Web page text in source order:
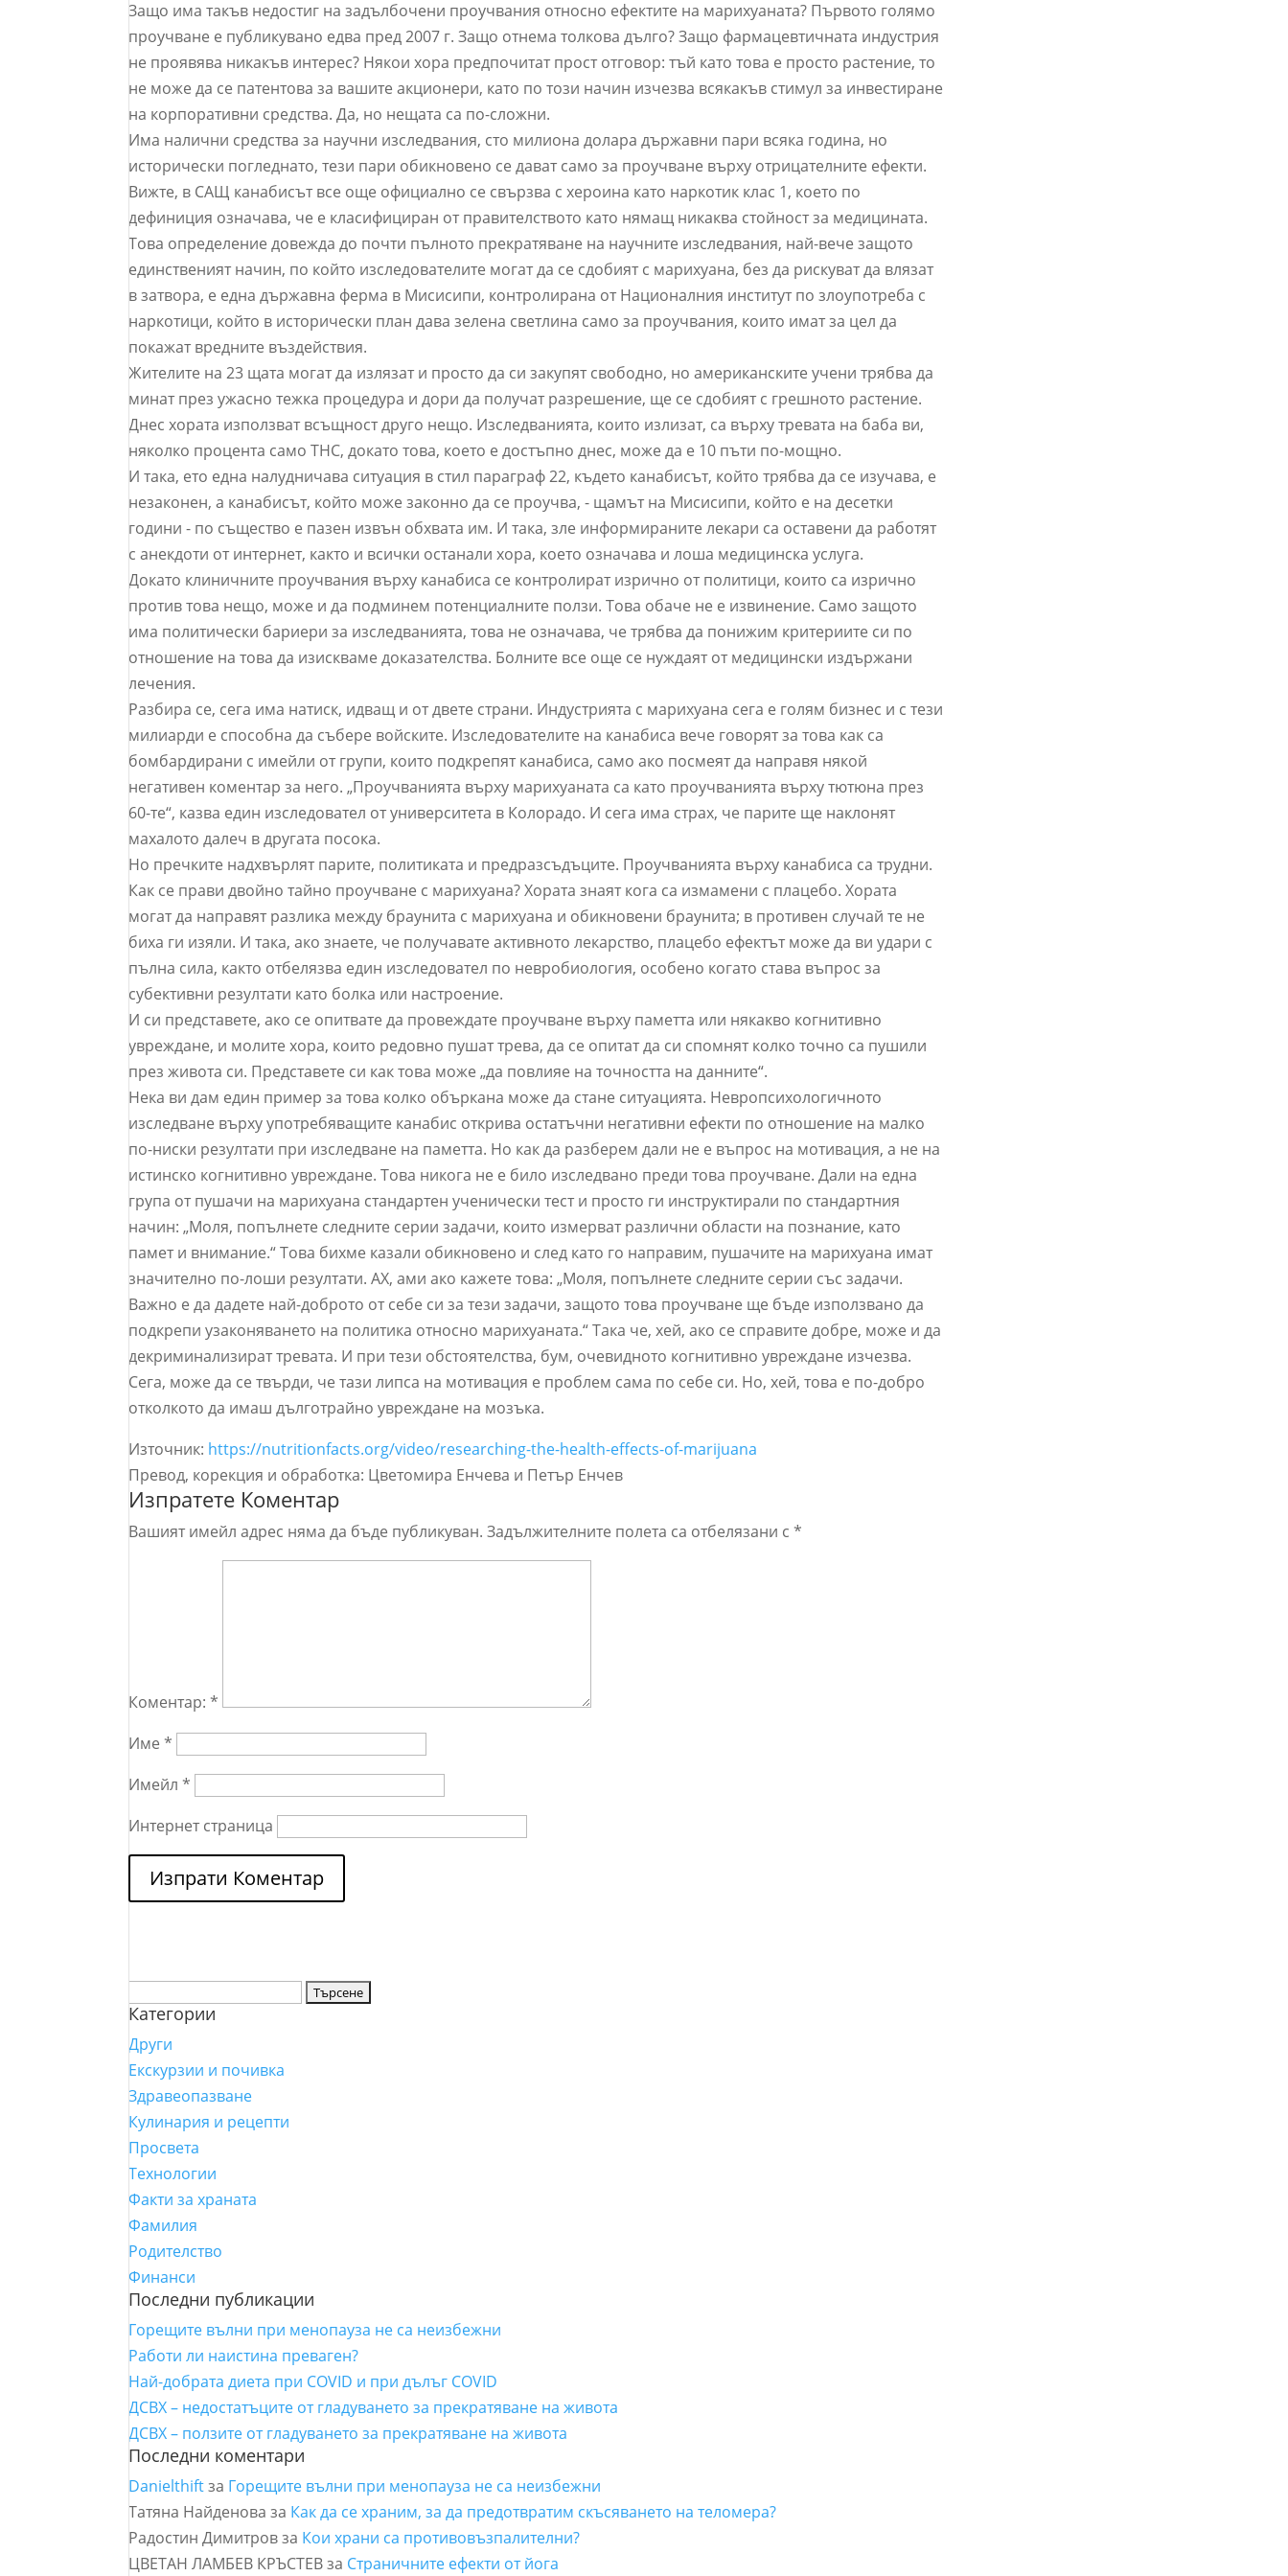
Защо има такъв недостиг на задълбочени проучвания относно ефектите на марихуаната? Първото голямо
проучване е публикувано едва пред 2007 г. Защо отнема толкова дълго? Защо фармацевтичната индустрия
не проявява никакъв интерес? Някои хора предпочитат прост отговор: тъй като това е просто растение, то
не може да се патентова за вашите акционери, като по този начин изчезва всякакъв стимул за инвестиране
на корпоративни средства. Да, но нещата са по-сложни.
Има налични средства за научни изследвания, сто милиона долара държавни пари всяка година, но
исторически погледнато, тези пари обикновено се дават само за проучване върху отрицателните ефекти.
Вижте, в САЩ канабисът все още официално се свързва с хероина като наркотик клас 1, което по
дефиниция означава, че е класифициран от правителството като нямащ никаква стойност за медицината.
Това определение довежда до почти пълното прекратяване на научните изследвания, най-вече защото
единственият начин, по който изследователите могат да се сдобият с марихуана, без да рискуват да влязат
в затвора, е една държавна ферма в Мисисипи, контролирана от Националния институт по злоупотреба с
наркотици, който в исторически план дава зелена светлина само за проучвания, които имат за цел да
покажат вредните въздействия.
Жителите на 23 щата могат да излязат и просто да си закупят свободно, но американските учени трябва да
минат през ужасно тежка процедура и дори да получат разрешение, ще се сдобият с грешното растение.
Днес хората използват всъщност друго нещо. Изследванията, които излизат, са върху тревата на баба ви,
няколко процента само THC, докато това, което е достъпно днес, може да е 10 пъти по-мощно.
И така, ето една налудничава ситуация в стил параграф 22, където канабисът, който трябва да се изучава, е
незаконен, а канабисът, който може законно да се проучва, - щамът на Мисисипи, който е на десетки
години - по същество е пазен извън обхвата им. И така, зле информираните лекари са оставени да работят
с анекдоти от интернет, както и всички останали хора, което означава и лоша медицинска услуга.
Докато клиничните проучвания върху канабиса се контролират изрично от политици, които са изрично
против това нещо, може и да подминем потенциалните ползи. Това обаче не е извинение. Само защото
има политически бариери за изследванията, това не означава, че трябва да понижим критериите си по
отношение на това да изискваме доказателства. Болните все още се нуждаят от медицински издържани
лечения.
Разбира се, сега има натиск, идващ и от двете страни. Индустрията с марихуана сега е голям бизнес и с тези
милиарди е способна да събере войските. Изследователите на канабиса вече говорят за това как са
бомбардирани с имейли от групи, които подкрепят канабиса, само ако посмеят да направя някой
негативен коментар за него. „Проучванията върху марихуаната са като проучванията върху тютюна през
60-те“, казва един изследовател от университета в Колорадо. И сега има страх, че парите ще наклонят
махалото далеч в другата посока.
Но пречките надхвърлят парите, политиката и предразсъдъците. Проучванията върху канабиса са трудни.
Как се прави двойно тайно проучване с марихуана? Хората знаят кога са измамени с плацебо. Хората
могат да направят разлика между браунита с марихуана и обикновени браунита; в противен случай те не
биха ги изяли. И така, ако знаете, че получавате активното лекарство, плацебо ефектът може да ви удари с
пълна сила, както отбелязва един изследовател по невробиология, особено когато става въпрос за
субективни резултати като болка или настроение.
И си представете, ако се опитвате да провеждате проучване върху паметта или някакво когнитивно
увреждане, и молите хора, които редовно пушат трева, да се опитат да си спомнят колко точно са пушили
през живота си. Представете си как това може „да повлияе на точността на данните“.
Нека ви дам един пример за това колко объркана може да стане ситуацията. Невропсихологичното
изследване върху употребяващите канабис открива остатъчни негативни ефекти по отношение на малко
по-ниски резултати при изследване на паметта. Но как да разберем дали не е въпрос на мотивация, а не на
истинско когнитивно увреждане. Това никога не е било изследвано преди това проучване. Дали на една
група от пушачи на марихуана стандартен ученически тест и просто ги инструктирали по стандартния
начин: „Моля, попълнете следните серии задачи, които измерват различни области на познание, като
памет и внимание.“ Това бихме казали обикновено и след като го направим, пушачите на марихуана имат
значително по-лоши резултати. АХ, ами ако кажете това: „Моля, попълнете следните серии със задачи.
Важно е да дадете най-доброто от себе си за тези задачи, защото това проучване ще бъде използвано да
подкрепи узаконяването на политика относно марихуаната.“ Така че, хей, ако се справите добре, може и да
декриминализират тревата. И при тези обстоятелства, бум, очевидното когнитивно увреждане изчезва.
Сега, може да се твърди, че тази липса на мотивация е проблем сама по себе си. Но, хей, това е по-добро
отколкото да имаш дълготрайно увреждане на мозъка.
Източник: https://nutritionfacts.org/video/researching-the-health-effects-of-marijuana
Превод, корекция и обработка: Цветомира Енчева и Петър Енчев
Изпратете Коментар
Вашият имейл адрес няма да бъде публикуван. Задължителните полета са отбелязани с*
Коментар:*
Име*
Имейл*
Интернет страница
за:
Категории
Други
Екскурзии и почивка
Здравеопазване
Кулинария и рецепти
Просвета
Технологии
Факти за храната
Фамилия
Родителство
Финанси
Последни публикации
Горещите вълни при менопауза не са неизбежни
Работи ли наистина преваген?
Най-добрата диета при COVID и при дълъг COVID
ДСВХ – недостатъците от гладуването за прекратяване на живота
ДСВХ – ползите от гладуването за прекратяване на живота
Последни коментари
Danielthiftза Горещите вълни при менопауза не са неизбежни
Татяна Найденова за Как да се храним, за да предотвратим скъсяването на теломера?
Радостин Димитровза Кои храни са противовъзпалителни?
ЦВЕТАН ЛАМБЕВ КРЪСТЕВза Страничните ефекти от йога